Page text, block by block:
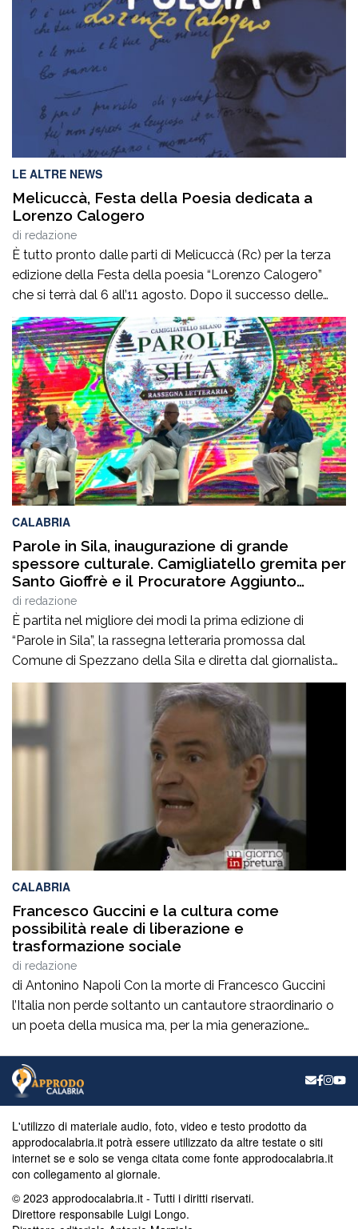
LE ALTRE NEWS
Melicuccà, Festa della Poesia dedicata a
Lorenzo Calogero
di redazione
È tutto pronto dalle parti di Melicuccà (Rc) per la terza
edizione della Festa della poesia “Lorenzo Calogero”
che si terrà dal 6 all’11 agosto. Dopo il successo delle
prime due edizioni, nel 2024 e nel 2025, che hanno
portato nell’entroterra calabrese autorevoli protagonisti
della cultura italiana e internazionale, anche per
quest’annoLYRIKS – Laboratorio Interdisciplinare […]
CALABRIA
Parole in Sila, inaugurazione di grande
spessore culturale. Camigliatello gremita per
Santo Gioffrè e il Procuratore Aggiunto
Stefano Musolino
di redazione
È partita nel migliore dei modi la prima edizione di
“Parole in Sila”, la rassegna letteraria promossa dal
Comune di Spezzano della Sila e diretta dal giornalista
Pasquale Motta, che fino al 19 agosto porterà a
Camigliatello Silano alcuni tra i più autorevoli
protagonisti del panorama culturale e istituzionale
italiano. Nella splendida cornice di Piazza […]
CALABRIA
Francesco Guccini e la cultura come
possibilità reale di liberazione e
trasformazione sociale
di redazione
di Antonino Napoli Con la morte di Francesco Guccini
l’Italia non perde soltanto un cantautore straordinario o
un poeta della musica ma, per la mia generazione
ne va un autentico riferimento culturale, uno di quei
maestri che hanno insegnato a pensare prima ancora
che a cantare. […]
L'utilizzo di materiale audio, foto, video e testo prodotto da
approdocalabria.it potrà essere utilizzato da altre testate o siti
internet se e solo se venga citata come fonte approdocalabria.it
con collegamento al giornale.
© 2023 approdocalabria.it - Tutti i diritti riservati.
Direttore responsabile Luigi Longo.